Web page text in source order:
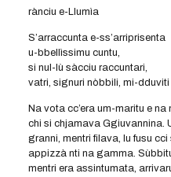
rànciu e-Llumìa
S’arraccunta e-ss’arriprisenta
u-bbellìssimu cuntu,
si nul-lù sàcciu raccuntari,
vatri, signuri nòbbili, mi-dduviti
Na vota cc’era um-maritu e
chi si chjamava Ggiuvannina.
granni, mentri filava, lu fusu
appizzà nti na gamma.
mentri era assintumata,